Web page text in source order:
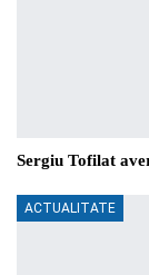
Sergiu Tofilat
ACTUALITATE